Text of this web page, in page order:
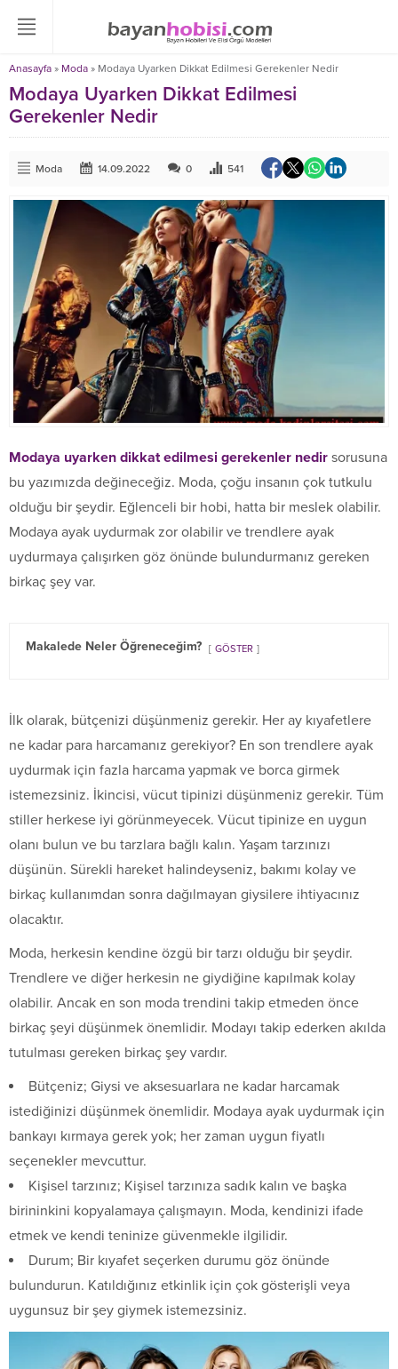
Anasayfa » Moda » Modaya Uyarken Dikkat Edilmesi Gerekenler Nedir
Modaya Uyarken Dikkat Edilmesi
Gerekenler Nedir
Moda 14.09.2022 0 541
Modaya uyarken dikkat edilmesi gerekenler nedir sorusuna
bu yazımızda değineceğiz. Moda, çoğu insanın çok tutkulu
olduğu bir şeydir. Eğlenceli bir hobi, hatta bir meslek olabilir.
Modaya ayak uydurmak zor olabilir ve trendlere ayak
uydurmaya çalışırken göz önünde bulundurmanız gereken
birkaç şey var.
Makalede Neler Öğreneceğim? GÖSTER
İlk olarak, bütçenizi düşünmeniz gerekir. Her ay kıyafetlere
ne kadar para harcamanız gerekiyor? En son trendlere ayak
uydurmak için fazla harcama yapmak ve borca girmek
istemezsiniz. İkincisi, vücut tipinizi düşünmeniz gerekir. Tüm
stiller herkese iyi görünmeyecek. Vücut tipinize en uygun
olanı bulun ve bu tarzlara bağlı kalın. Yaşam tarzınızı
düşünün. Sürekli hareket halindeyseniz, bakımı kolay ve
birkaç kullanımdan sonra dağılmayan giysilere ihtiyacınız
olacaktır.
Moda, herkesin kendine özgü bir tarzı olduğu bir şeydir.
Trendlere ve diğer herkesin ne giydiğine kapılmak kolay
olabilir. Ancak en son moda trendini takip etmeden önce
birkaç şeyi düşünmek önemlidir. Modayı takip ederken akılda
tutulması gereken birkaç şey vardır.
Bütçeniz; Giysi ve aksesuarlara ne kadar harcamak
istediğinizi düşünmek önemlidir. Modaya ayak uydurmak için
bankayı kırmaya gerek yok; her zaman uygun fiyatlı
seçenekler mevcuttur.
Kişisel tarzınız; Kişisel tarzınıza sadık kalın ve başka
birininkini kopyalamaya çalışmayın. Moda, kendinizi ifade
etmek ve kendi teninize güvenmekle ilgilidir.
Durum; Bir kıyafet seçerken durumu göz önünde
bulundurun. Katıldığınız etkinlik için çok gösterişli veya
uygunsuz bir şey giymek istemezsiniz.